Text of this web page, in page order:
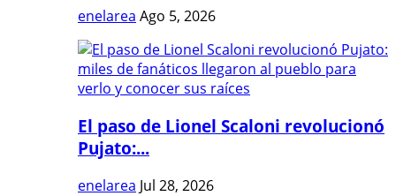
enelarea Ago 5, 2026
El paso de Lionel Scaloni revolucionó
Pujato:...
enelarea Jul 28, 2026